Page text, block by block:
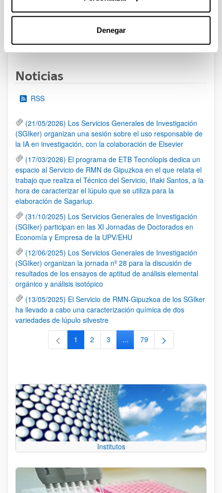
Denegar
PáginaPáginas intermedias Use TAB para desplazarse.
PáginaPáginaPáginaPáginas intermedias
Página
Noticias
RSS
(21/05/2026) Los Servicios Generales de Investigación
(SGIker) organizan una sesión sobre el uso responsable de
la IA en investigación, con la colaboración de Elsevier
(17/03/2026) El programa de ETB Tecnólopis dedica un
espacio al Servicio de RMN de Gipuzkoa en el que relata el
trabajo que realiza el Técnico del Servicio, Iñaki Santos, a la
hora de caracterizar el lúpulo que se utiliza para la
elaboración de Sagarlup.
(31/10/2025) Los Servicios Generales de Investigación
(SGIker) participan en las XI Jornadas de Doctorados en
Economía y Empresa de la UPV/EHU
(12/06/2025) Los Servicios Generales de Investigación
(SGIker) organizan la jornada nº 28 para la discusión de
resultados de los ensayos de aptitud de análisis elemental
orgánico y análisis isotópico
(13/05/2025) El Servicio de RMN-Gipuzkoa de los SGIker
ha llevado a cabo una caracterización química de dos
variedades de lúpulo silvestre
Página
1 Página
2 Página
3 ...Páginas intermedias Use TAB
Página
79
Institutos